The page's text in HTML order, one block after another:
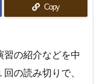
Copy
習の紹介などを中
の読み切りで、